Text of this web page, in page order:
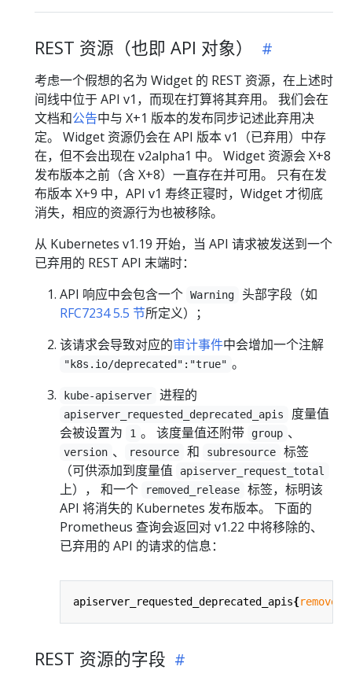
REST 资源（也即 API 对象）
考虑一个假想的名为 Widget 的 REST 资源，在上述时
间线中位于 API v1，而现在打算将其弃用。 我们会在
文档和公告中与 X+1 版本的发布同步记述此弃用决
定。 Widget 资源仍会在 API 版本 v1（已弃用）中存
在，但不会出现在 v2alpha1 中。 Widget 资源会 X+8
发布版本之前（含 X+8）一直存在并可用。 只有在发
布版本 X+9 中，API v1 寿终正寝时，Widget 才彻底
消失，相应的资源行为也被移除。
从 Kubernetes v1.19 开始，当 API 请求被发送到一个
已弃用的 REST API 末端时：
API 响应中会包含一个 Warning
头部字段（如
RFC7234 5.5 节所定义）；
该请求会导致对应的审计事件中会增加一个注解
"k8s.io/deprecated":"true" 。
kube-apiserver 进程的
apiserver_requested_deprecated_apis
度量值
会被设置为
1 。 该度量值还附带 group 、
version 、 resource 和 subresource
标签
（可供添加到度量值
apiserver_request_total
上）， 和一个 removed_release
标签，标明该
API 将消失的 Kubernetes 发布版本。 下面的
Prometheus 查询会返回对 v1.22 中将移除的、
已弃用的 API 的请求的信息：
apiserver_requested_deprecated_apis{
REST 资源的字段